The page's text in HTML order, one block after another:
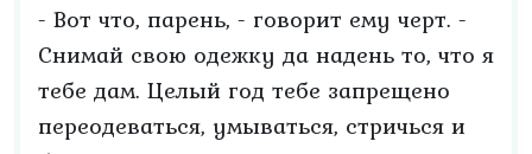
- Вот что, парень, - говорит ему черт. -
Снимай свою одежку да надень то, что я
тебе дам. Целый год тебе запрещено
переодеваться, умываться, стричься и